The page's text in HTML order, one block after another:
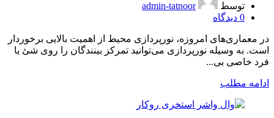
توسط
admin-tatnoor
0 دیدگاه
در معماری‌های امروزه، نورپردازی محیط از اهمیت بالایی برخوردار
است. به وسیله نورپردازی می‌توانید تمرکز بینندگان را روی شئ یا
فرد خاصی بی...
ادامه مطلب